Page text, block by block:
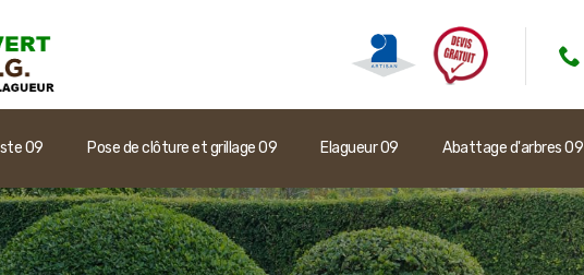
09 Pose de clôture et grillage 09 Elagueur 09 Abattage d'arbres 09